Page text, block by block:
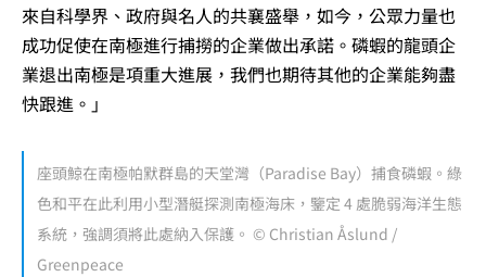
來自科學界、政府與名人的共襄盛舉，如今，公眾力量也
成功促使在南極進行捕撈的企業做出承諾。磷蝦的龍頭企
業退出南極是項重大進展，我們也期待其他的企業能夠盡
快跟進。」
座頭鯨在南極帕默群島的天堂灣（Paradise Bay）捕食磷蝦。綠
色和平在此利用小型潛艇探測南極海床，鑒定 4 處脆弱海洋生態
系統，強調須將此處納入保護。 © Christian Åslund /
Greenpeace